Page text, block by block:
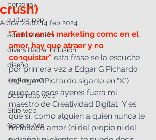
personal
cultura pop
administración
diversidad e inclusión
diseño
Página web
Desarrollo web
Sitio web
Google Ads
crush)
Actualizado:14 feb 2024
"Tanto en el marketing como en el
amor, hay que atraer y no
conquistar" esta frase se la escuché
por primera vez a Edgar G Pichardo
(@EdgarGPichardo síganlo en "X")
quien en esos ayeres fuera mi
maestro de Creatividad Digital.  Y es
que sí, como alguien a quien nunca le
ha faltado amor (ni del propio ni del